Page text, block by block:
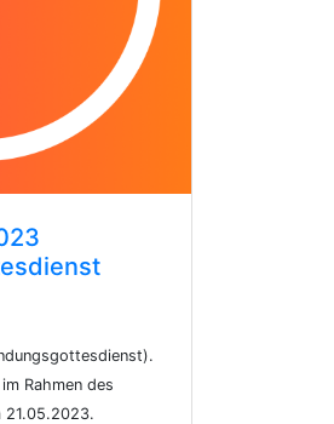
Rahmen des
21.05.2023.